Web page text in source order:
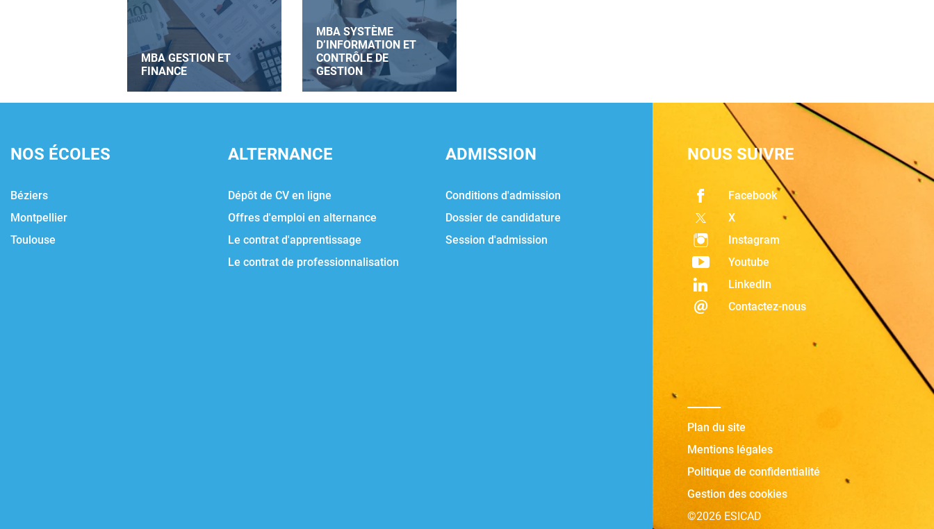
MBA GESTION ET
FINANCE
MBA SYSTÈME
D’INFORMATION ET
CONTRÔLE DE
GESTION
NOS ÉCOLES
Béziers
Montpellier
Toulouse
ALTERNANCE
Dépôt de CV en ligne
Offres d'emploi en alternance
Le contrat d'apprentissage
Le contrat de professionnalisation
ADMISSION
Conditions d'admission
Dossier de candidature
Session d'admission
NOUS SUIVRE
Facebook
X
Instagram
Youtube
LinkedIn
Contactez-nous
Plan du site
Mentions légales
Politique de confidentialité
Gestion des cookies
©2026 ESICAD